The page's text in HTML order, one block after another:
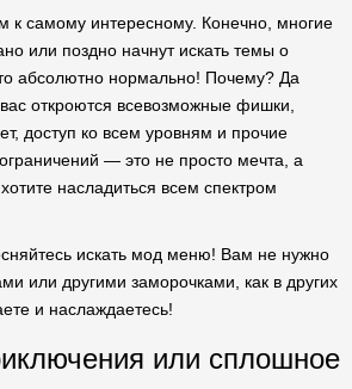
к самому интересному. Конечно, многие
или поздно начнут искать темы о
абсолютно нормально! Почему? Да
откроются всевозможные фишки,
доступ ко всем уровням и прочие
— это не просто мечта, а
насладиться всем спектром
искать мод меню! Вам не нужно
или другими заморочками, как в других
и наслаждаетесь!
или сплошное